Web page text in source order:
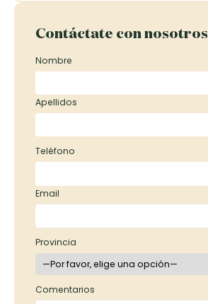
Contáctate con nosotros
Nombre
Apellidos
Teléfono
Email
Provincia
Comentarios